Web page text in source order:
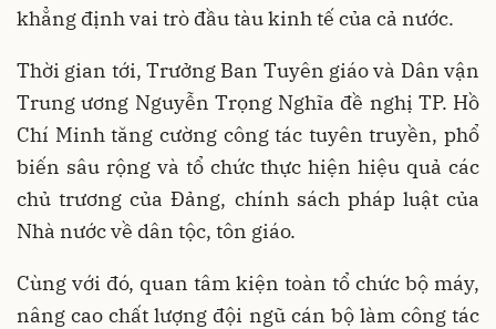
khẳng định vai trò đầu tàu kinh tế của cả nước.
Thời gian tới, Trưởng Ban Tuyên giáo và Dân vận
Trung ương Nguyễn Trọng Nghĩa đề nghị TP. Hồ
Chí Minh tăng cường công tác tuyên truyền, phổ
biến sâu rộng và tổ chức thực hiện hiệu quả các
chủ trương của Đảng, chính sách pháp luật của
Nhà nước về dân tộc, tôn giáo.
Cùng với đó, quan tâm kiện toàn tổ chức bộ máy,
nâng cao chất lượng đội ngũ cán bộ làm công tác